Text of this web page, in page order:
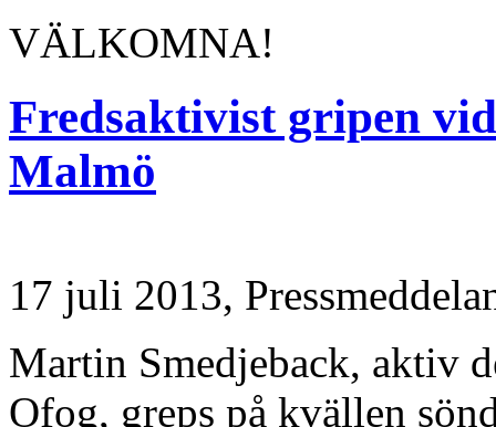
VÄLKOMNA!
Fredsaktivist gripen
Malmö
17 juli 2013,
Martin Smedjeback, aktiv
Ofog, greps på kvällen